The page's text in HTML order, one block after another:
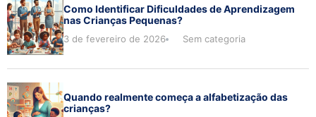
Como Identificar Dificuldades de Aprendizagem
nas Crianças Pequenas?
3 de fevereiro de 2026 Sem categoria
Quando realmente começa a alfabetização das
crianças?